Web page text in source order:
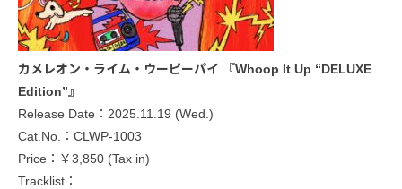
カメレオン・ライム・ウーピーパイ 『Whoop It Up “DELUXE
Edition”』
Release Date：2025.11.19 (Wed.)
Cat.No.：CLWP-1003
Price：￥3,850 (Tax in)
Tracklist：